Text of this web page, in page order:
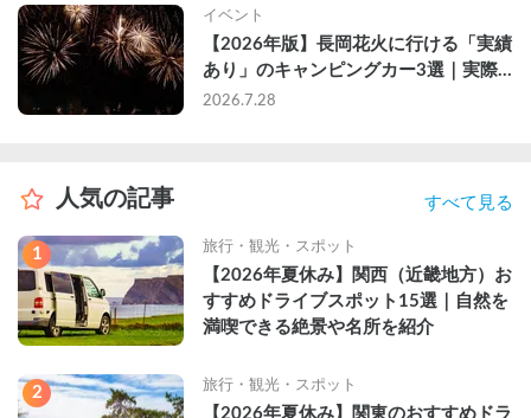
イベント
【2026年版】長岡花火に行ける「実績
あり」のキャンピングカー3選｜実際
に利用したゲストのレビュー付き
2026.7.28
人気の記事 すべて見る
1 旅行・観光・スポット
【2026年夏休み】関西（近畿地方）お
すすめドライブスポット15選｜自然を
満喫できる絶景や名所を紹介
2 旅行・観光・スポット
【2026年夏休み】関東のおすすめドラ